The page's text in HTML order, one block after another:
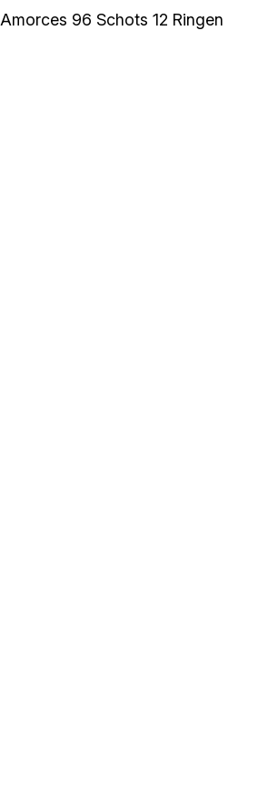
Amorces 96 Schots 12 Ringen